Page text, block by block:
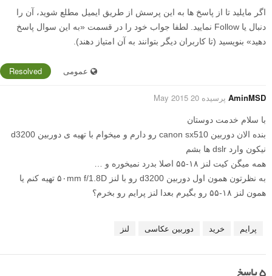
اگر مایلید تا از پاسخ ها به این پرسش از طریق ایمیل مطلع شوید، آن را
دنبال یا Follow نمایید. لطفا جواب خود را در قسمت «به این سوال پاسخ
دهید» بنویسید (تا کاربران دیگر بتوانند به آن امتیاز دهند).
Resolved عمومی
AminMSD پرسیده 20 May 2015
با سلام خدمت دوستان
بنده الان دوربین canon sx510 رو دارم و میخوام با تهیه ی دوربین d3200
نیکون وارد dslr ها بشم
همه میگن کیت لنز ۱۸-۵۵ اصلا بدرد نمیخوره و …
به نظرتون همون اول دوربین d3200 رو با لنز ۵۰mm f/1.8D تهیه کنم یا
همون لنز ۱۸-۵۵ رو بگیرم بعدا لنز پرایم رو بخرم؟
پرایم خرید دوربین عکاسی لنز
5پاسخ